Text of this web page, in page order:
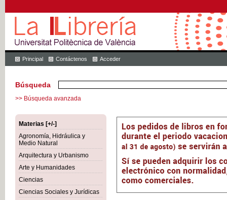
Principal Contáctenos Acceder
Búsqueda
>> Búsqueda avanzada
Materias [+/-]
Agronomía, Hidráulica y
Medio Natural
Arquitectura y Urbanismo
Arte y Humanidades
Ciencias
Ciencias Sociales y Jurídicas